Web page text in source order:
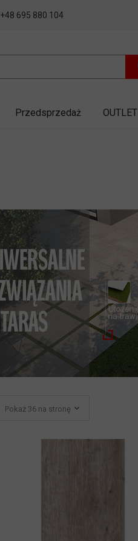
+48 695 880 104
Przedsprzedaż OUTLET